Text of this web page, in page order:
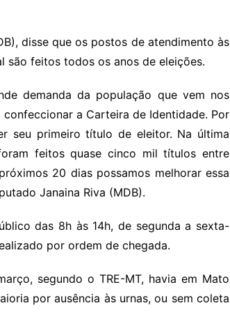
disse que os postos de atendimento às
são feitos todos os anos de eleições.
demanda da população que vem nos
a Carteira de Identidade. Por
seu primeiro título de eleitor. Na última
feitos quase cinco mil títulos entre
20 dias possamos melhorar essa
Janaina Riva (MDB).
das 8h às 14h, de segunda a sexta-
por ordem de chegada.
segundo o TRE-MT, havia em Mato
por ausência às urnas, ou sem coleta